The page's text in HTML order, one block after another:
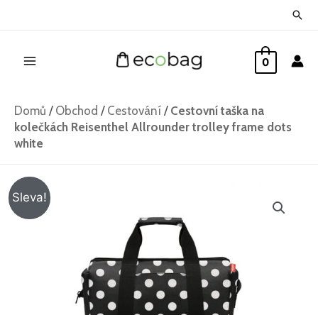
0
Domů / Obchod / Cestování / Cestovní taška na
kolečkách Reisenthel Allrounder trolley frame dots
white
Sleva!
cena
byla:
2
065 Kč.
cena
je:
1
995 Kč.
Cestovní